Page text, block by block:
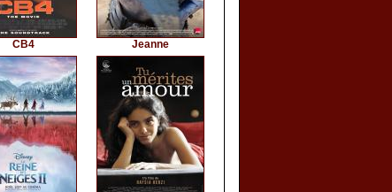
CB4 Jeanne